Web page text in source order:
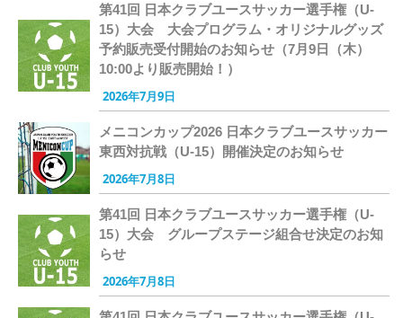
第41回 日本クラブユースサッカー選手権（U-
15）大会 大会プログラム・オリジナルグッズ
予約販売受付開始のお知らせ（7月9日（木）
10:00より販売開始！）
2026年7月9日
メニコンカップ2026 日本クラブユースサッカー
東西対抗戦（U-15）開催決定のお知らせ
2026年7月8日
第41回 日本クラブユースサッカー選手権（U-
15）大会 グループステージ組合せ決定のお知
らせ
2026年7月8日